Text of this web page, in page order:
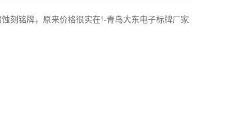
蚀刻铭牌，原来价格很实在!-青岛大东电子标牌厂家